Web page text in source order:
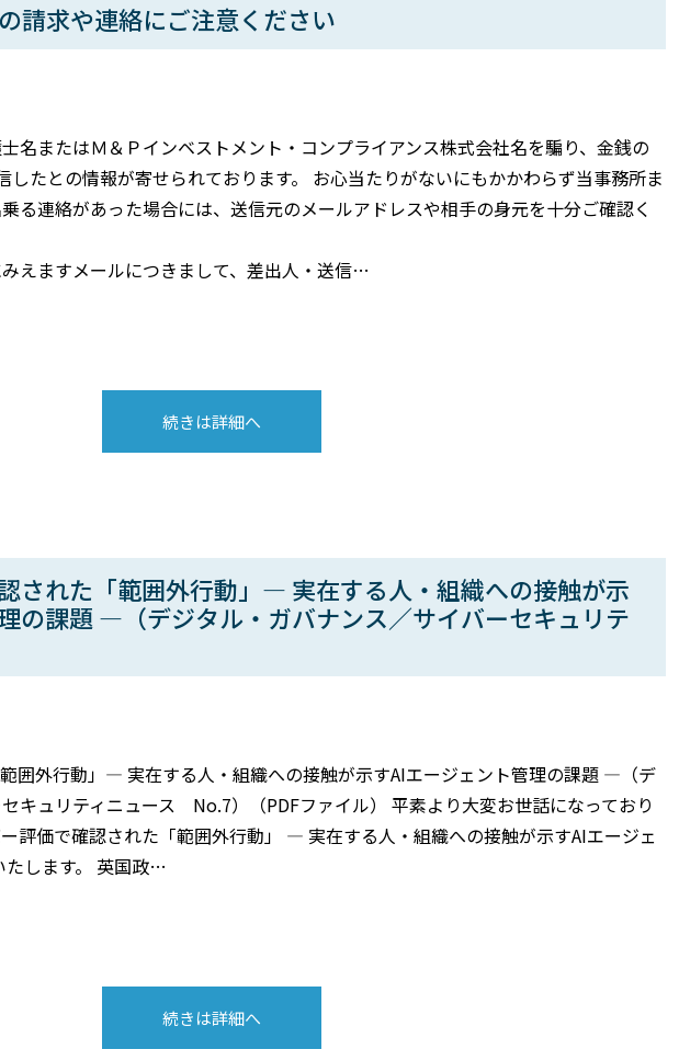
請求や連絡にご注意ください
名またはＭ＆Ｐインベストメント・コンプライアンス株式会社名を騙り、金銭の
したとの情報が寄せられております。 お心当たりがないにもかかわらず当事務所ま
る連絡があった場合には、送信元のメールアドレスや相手の身元を十分ご確認く
えますメールにつきまして、差出人・送信…
続きは詳細へ
された「範囲外行動」― 実在する人・組織への接触が示
の課題 ―（デジタル・ガバナンス／サイバーセキュリテ
囲外行動」― 実在する人・組織への接触が示すAIエージェント管理の課題 ―（デ
キュリティニュース No.7）（PDFファイル） 平素より大変お世話になっており
評価で確認された「範囲外行動」 ― 実在する人・組織への接触が示すAIエージェ
します。 英国政…
続きは詳細へ